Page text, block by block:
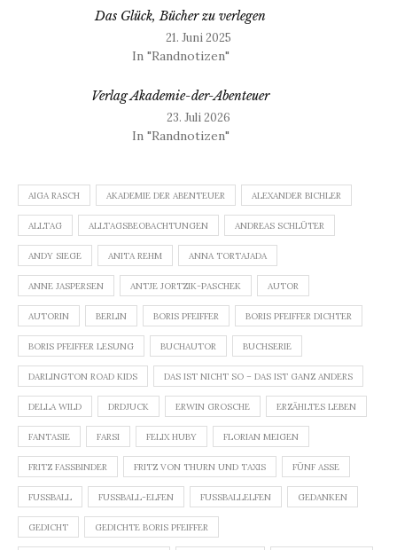
Das Glück, Bücher zu verlegen
21. Juni 2025
In "Randnotizen"
Verlag Akademie-der-Abenteuer
23. Juli 2026
In "Randnotizen"
AIGA RASCH AKADEMIE DER ABENTEUER ALEXANDER BICHLER
ALLTAG ALLTAGSBEOBACHTUNGEN ANDREAS SCHLÜTER
ANDY SIEGE ANITA REHM ANNA TORTAJADA
ANNE JASPERSEN ANTJE JORTZIK-PASCHEK AUTOR
AUTORIN BERLIN BORIS PFEIFFER BORIS PFEIFFER DICHTER
BORIS PFEIFFER LESUNG BUCHAUTOR BUCHSERIE
DARLINGTON ROAD KIDS DAS IST NICHT SO – DAS IST GANZ ANDERS
DELLA WILD DRDJUCK ERWIN GROSCHE ERZÄHLTES LEBEN
FANTASIE FARSI FELIX HUBY FLORIAN MEIGEN
FRITZ FASSBINDER FRITZ VON THURN UND TAXIS FÜNF ASSE
FUSSBALL FUSSBALL-ELFEN FUSSBALLELFEN GEDANKEN
GEDICHT GEDICHTE BORIS PFEIFFER